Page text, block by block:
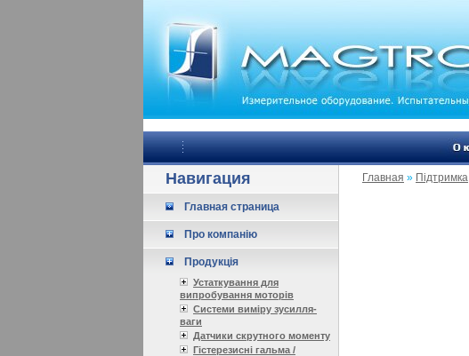
Навигация
Главная страница
Про компанію
Продукція
Устаткування для
випробування моторів
Системи виміру зусилля-
ваги
Датчики скрутного моменту
Гістерезисні гальма /
Главная » Підтримка